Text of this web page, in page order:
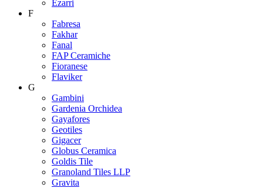
Ezarri
F
Fabresa
Fakhar
Fanal
FAP Ceramiche
Fioranese
Flaviker
G
Gambini
Gardenia Orchidea
Gayafores
Geotiles
Gigacer
Globus Ceramica
Goldis Tile
Granoland Tiles LLP
Gravita